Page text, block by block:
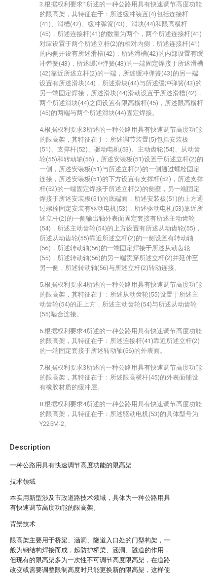
Description
一种公路用具有快速调节高度功能的限高架
技术领域
本实用新型涉及市政道路技术领域，具体为一种公路用具
有快速调节高度功能的限高架。
背景技术
限高架主要用于桥梁、涵洞、隧道入口处的门型构架，一
般为钢结构焊接而成，起防护桥梁、涵洞、隧道的作用，
但现有的限高架多为一次性不可调节高度限高架，在道路
改变或需要调整限制高度时只能更换新的限高架，这样使
3.根据权利要求1所述的一种公路用具有快速调节高度功能
的限高架，其特征在于：所述缓冲装置(4)包括连接杆
(41)、滑槽(42)、缓冲弹簧(43)、滑块(44)和限高横杆
(45)，所述连接杆(41)的数量为两个，两个所述连接杆(41)
对应设置于两个所述立杆(2)的相对内侧，所述连接杆(41)
的内侧开设有所述滑槽(42)，所述滑槽(42)的内部设置有缓
冲弹簧(43)，所述缓冲弹簧(43)的一端固定焊接于所述滑槽
(42)靠近所述立杆(2)的一端，所述缓冲弹簧(43)的另一端
设置有所述滑块(44)，所述滑块(44)与所述缓冲弹簧(43)的
另一端固定焊接，所述滑块(44)滑动设置于所述滑槽(42)，
两个所述滑块(44)之间设置有限高横杆(45)，所述限高横杆
(45)的两端与两个所述滑块(44)固定焊接。
4.根据权利要求3所述的一种公路用具有快速调节高度功能
的限高架，其特征在于：所述调节装置(5)包括安装板
(51)、支撑杆(52)、驱动电机(53)、主动齿轮(54)、从动齿
轮(55)和转动轴(56)，所述安装板(51)设置于所述立杆(2)的
一侧，所述安装板(51)与所述立杆(2)的一侧通过螺栓固定
连接，所述安装板(51)的下方设置有支撑杆(52)，所述支撑
杆(52)的一端固定焊接于所述立杆(2)的侧壁，另一端固定
焊接于所述安装板(51)的底端面，所述安装板(51)的上方通
过螺栓固定安装有驱动电机(53)，所述驱动电机(53)靠近所
述立杆(2)的一侧输出轴外表面固定套接有所述主动齿轮
(54)，所述主动齿轮(54)的上方设置有所述从动齿轮(55)，
所述从动齿轮(55)靠近所述立杆(2)的一侧设置有转动轴
(56)，所述转动轴(56)的一端固定焊接于所述从动齿轮
(55)，所述转动轴(56)的另一端贯穿所述立杆(2)并延伸至
另一侧，所述转动轴(56)与所述立杆(2)转动连接。
5.根据权利要求4所述的一种公路用具有快速调节高度功能
的限高架，其特征在于：所述从动齿轮(55)设置于所述主
动齿轮(54)的正上方，所述主动齿轮(54)与所述从动齿轮
(55)啮合连接。
6.根据权利要求4所述的一种公路用具有快速调节高度功能
的限高架，其特征在于：所述连接杆(41)靠近所述立杆(2)
的一端固定套接于所述转动轴(56)的外表面。
7.根据权利要求3所述的一种公路用具有快速调节高度功能
的限高架，其特征在于：所述限高横杆(45)的外表面铺设
有橡胶材质的缓冲层。
8.根据权利要求4所述的一种公路用具有快速调节高度功能
的限高架，其特征在于：所述驱动电机(53)的具体型号为
Y225M-2。